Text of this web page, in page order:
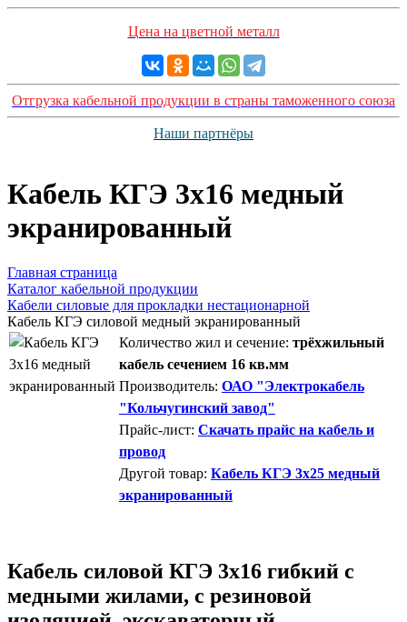
Цена на цветной металл
Отгрузка кабельной продукции в страны таможенного союза
Наши партнёры
Кабель КГЭ 3x16 медный
экранированный
Главная страница
Каталог кабельной продукции
Кабели силовые для прокладки нестационарной
Кабель КГЭ силовой медный экранированный
Количество жил и сечение: трёхжильный
кабель сечением 16 кв.мм
Производитель: ОАО "Электрокабель
"Кольчугинский завод"
Прайс-лист: Скачать прайс на кабель и
провод
Другой товар: Кабель КГЭ 3x25 медный
экранированный
Кабель силовой КГЭ 3х16 гибкий с
медными жилами, с резиновой